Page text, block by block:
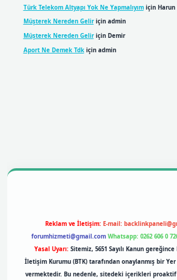
Türk Telekom Altyapı Yok Ne Yapmalıyımiçin Harun
Müşterek Nereden Geliriçin admin
Müşterek Nereden Geliriçin Demir
Aport Ne Demek Tdkiçin admin
Reklam ve İletişim: E-mail:
forumhizmeti@gmail.com Whatsapp: 0262 606 0
Yasal Uyarı: Sitemiz, 5651 Sayılı Kanun
İletişim Kurumu (BTK) tarafından onaylanmış bir
vermektedir. Bu nedenle, sitedeki içerikleri